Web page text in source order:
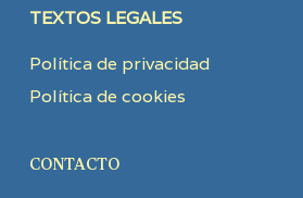
TEXTOS LEGALES
Política de privacidad
Política de cookies
CONTACTO